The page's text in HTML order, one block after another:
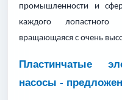
промышленности и
каждого лопастного
вращающаяся с очень
Пластинчатые
насосы -